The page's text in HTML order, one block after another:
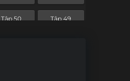
Tập 50 Tập 49